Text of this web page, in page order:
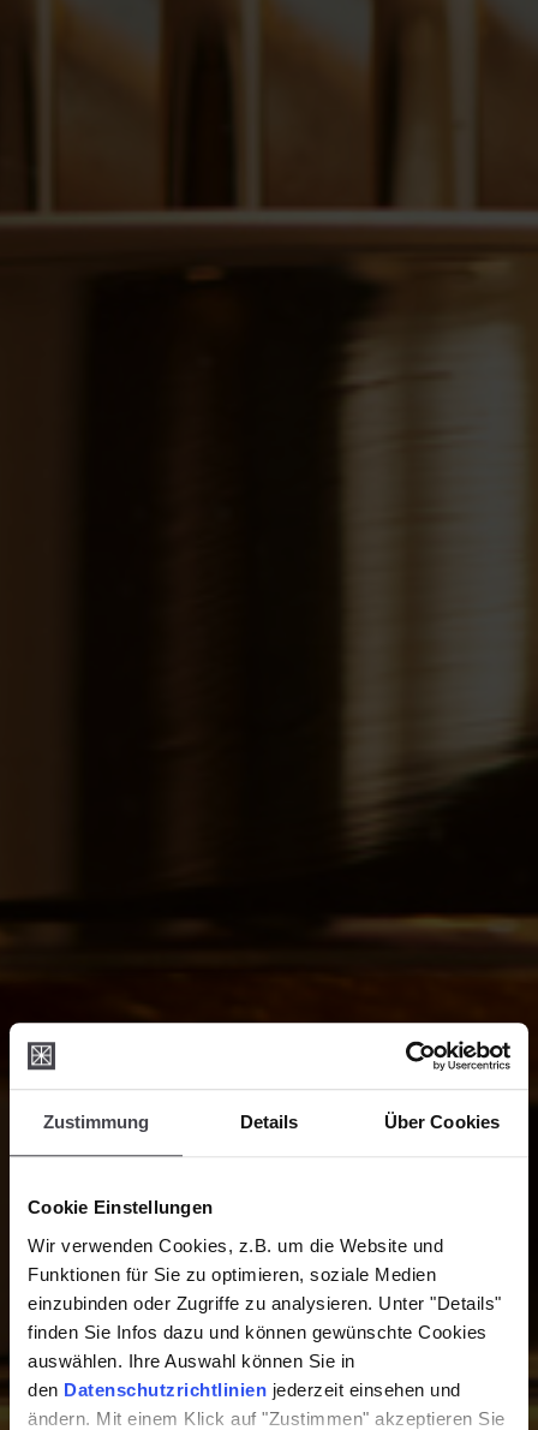
Zustimmung Details Über Cookies
Cookie Einstellungen
Wir verwenden Cookies, z.B. um die Website und
Funktionen für Sie zu optimieren, soziale Medien
einzubinden oder Zugriffe zu analysieren. Unter "Details"
finden Sie Infos dazu und können gewünschte Cookies
auswählen. Ihre Auswahl können Sie in
den Datenschutzrichtlinien jederzeit einsehen und
ändern. Mit einem Klick auf "Zustimmen" akzeptieren Sie